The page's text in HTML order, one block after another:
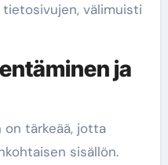
välimuisti
ja
tärkeää, jotta
sisällön.